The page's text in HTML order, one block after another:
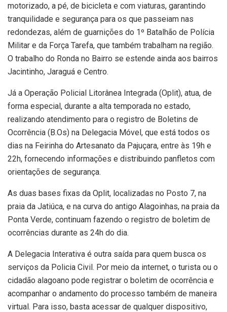
motorizado, a pé, de bicicleta e com viaturas, garantindo
tranquilidade e segurança para os que passeiam nas
redondezas, além de guarnições do 1º Batalhão de Polícia
Militar e da Força Tarefa, que também trabalham na região.
O trabalho do Ronda no Bairro se estende ainda aos bairros
Jacintinho, Jaraguá e Centro.
Já a Operação Policial Litorânea Integrada (Oplit), atua, de
forma especial, durante a alta temporada no estado,
realizando atendimento para o registro de Boletins de
Ocorrência (B.Os) na Delegacia Móvel, que está todos os
dias na Feirinha do Artesanato da Pajuçara, entre às 19h e
22h, fornecendo informações e distribuindo panfletos com
orientações de segurança.
As duas bases fixas da Oplit, localizadas no Posto 7, na
praia da Jatiúca, e na curva do antigo Alagoinhas, na praia da
Ponta Verde, continuam fazendo o registro de boletim de
ocorrências durante as 24h do dia.
A Delegacia Interativa é outra saída para quem busca os
serviços da Policia Civil. Por meio da internet, o turista ou o
cidadão alagoano pode registrar o boletim de ocorrência e
acompanhar o andamento do processo também de maneira
virtual. Para isso, basta acessar de qualquer dispositivo,